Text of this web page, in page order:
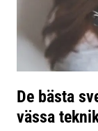
De bästa
vässa